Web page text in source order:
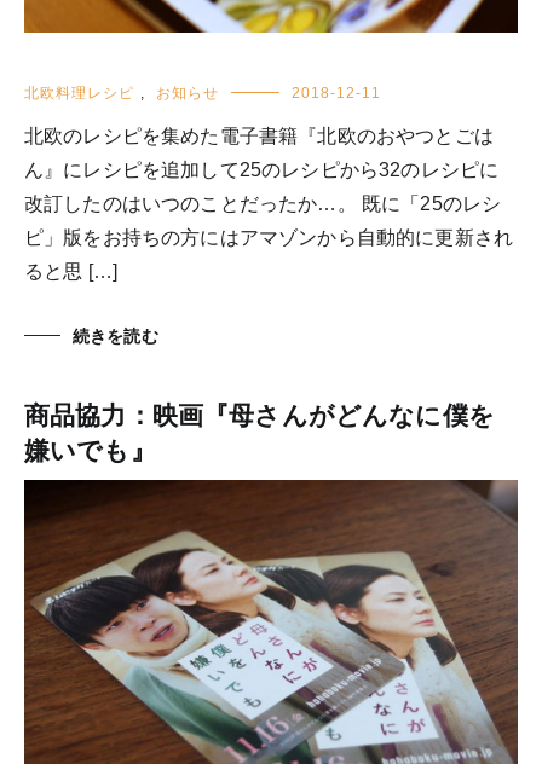
北欧料理レシピ , お知らせ 2018-12-11
北欧のレシピを集めた電子書籍『北欧のおやつとごは
ん』にレシピを追加して25のレシピから32のレシピに
改訂したのはいつのことだったか…。 既に「25のレシ
ピ」版をお持ちの方にはアマゾンから自動的に更新され
ると思 […]
続きを読む
商品協力：映画『母さんがどんなに僕を
嫌いでも』